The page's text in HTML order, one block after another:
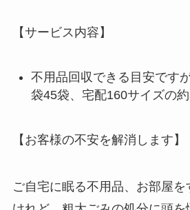
【サービス内容】
不用品回収できる目安です
袋45袋、宅配160サイズの
【お客様の不安を解消します】
ご自宅に眠る不用品、お部屋